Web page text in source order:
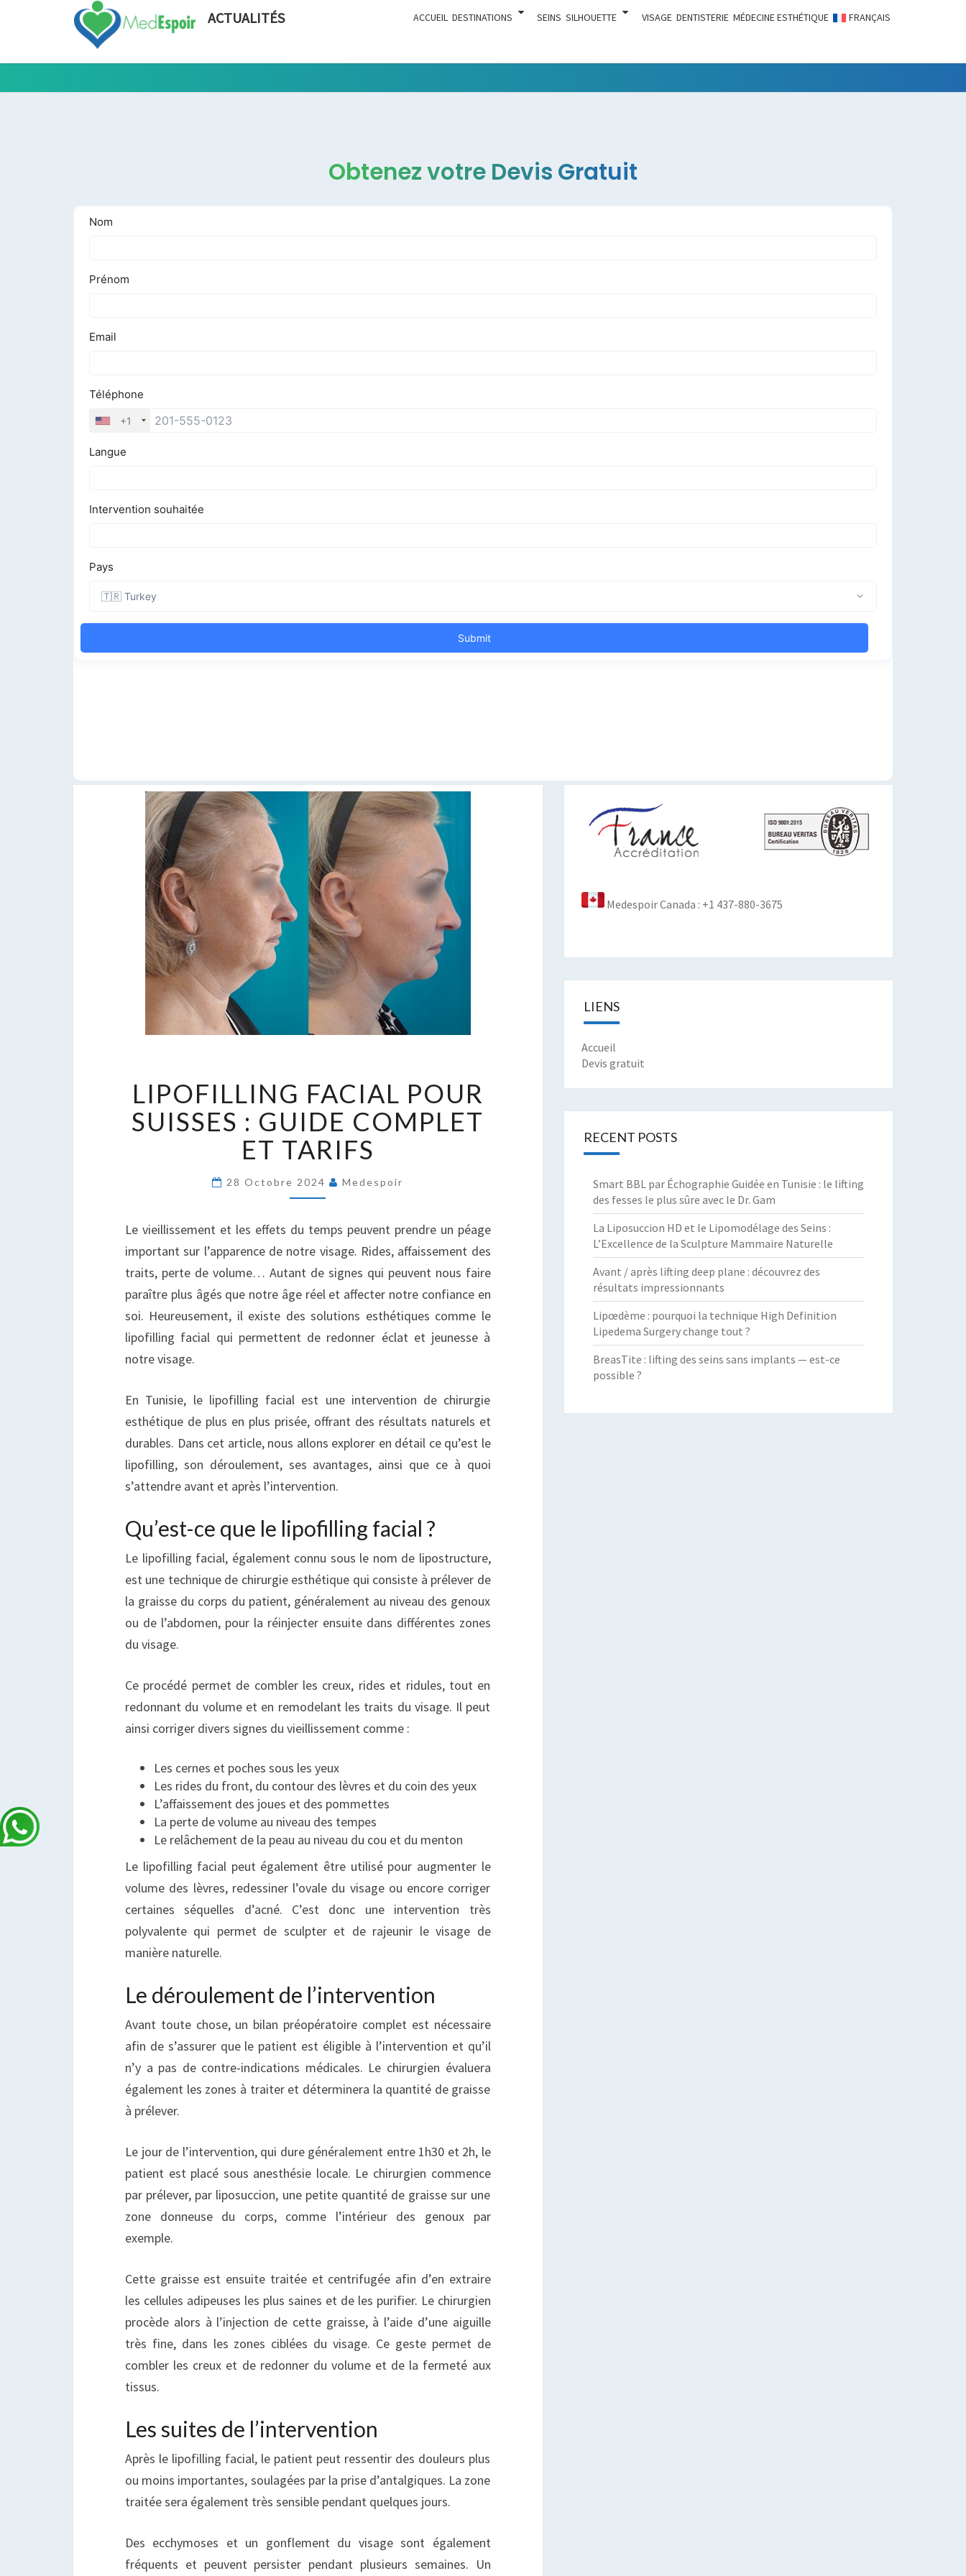
ACTUALITÉS ACCUEIL DESTINATIONS SEINS SILHOUETTE VISAGE DENTISTERIE MÉDECINE ESTHÉTIQUE FRANÇAIS
Tout Ce
Chirurgie
Esthétique
Obtenez votre Devis Gratuit
FACIAL
POUR
SUISSES
:
GUIDE
COMPLET
ET
LIPOFILLING FACIAL POUR
SUISSES : GUIDE COMPLET
ET TARIFS
28 Octobre 2024 Medespoir
Le vieillissement et les effets du temps peuvent prendre un péage
important sur l’apparence de notre visage. Rides, affaissement des
traits, perte de volume… Autant de signes qui peuvent nous faire
paraître plus âgés que notre âge réel et affecter notre confiance en
soi. Heureusement, il existe des solutions esthétiques comme le
lipofilling facial qui permettent de redonner éclat et jeunesse à
notre visage.
En Tunisie, le lipofilling facial est une intervention de chirurgie
esthétique de plus en plus prisée, offrant des résultats naturels et
durables. Dans cet article, nous allons explorer en détail ce qu’est le
lipofilling, son déroulement, ses avantages, ainsi que ce à quoi
s’attendre avant et après l’intervention.
Qu’est-ce que le lipofilling facial ?
Le lipofilling facial, également connu sous le nom de lipostructure,
est une technique de chirurgie esthétique qui consiste à prélever de
la graisse du corps du patient, généralement au niveau des genoux
ou de l’abdomen, pour la réinjecter ensuite dans différentes zones
du visage.
Ce procédé permet de combler les creux, rides et ridules, tout en
redonnant du volume et en remodelant les traits du visage. Il peut
ainsi corriger divers signes du vieillissement comme :
Les cernes et poches sous les yeux
Les rides du front, du contour des lèvres et du coin des yeux
L’affaissement des joues et des pommettes
La perte de volume au niveau des tempes
Le relâchement de la peau au niveau du cou et du menton
Le lipofilling facial peut également être utilisé pour augmenter le
volume des lèvres, redessiner l’ovale du visage ou encore corriger
certaines séquelles d’acné. C’est donc une intervention très
polyvalente qui permet de sculpter et de rajeunir le visage de
manière naturelle.
Le déroulement de l’intervention
Avant toute chose, un bilan préopératoire complet est nécessaire
afin de s’assurer que le patient est éligible à l’intervention et qu’il
n’y a pas de contre-indications médicales. Le chirurgien évaluera
également les zones à traiter et déterminera la quantité de graisse
à prélever.
Le jour de l’intervention, qui dure généralement entre 1h30 et 2h, le
patient est placé sous anesthésie locale. Le chirurgien commence
par prélever, par liposuccion, une petite quantité de graisse sur une
zone donneuse du corps, comme l’intérieur des genoux par
exemple.
Cette graisse est ensuite traitée et centrifugée afin d’en extraire
les cellules adipeuses les plus saines et de les purifier. Le chirurgien
procède alors à l’injection de cette graisse, à l’aide d’une aiguille
très fine, dans les zones ciblées du visage. Ce geste permet de
combler les creux et de redonner du volume et de la fermeté aux
tissus.
Les suites de l’intervention
Après le lipofilling facial, le patient peut ressentir des douleurs plus
ou moins importantes, soulagées par la prise d’antalgiques. La zone
traitée sera également très sensible pendant quelques jours.
Des ecchymoses et un gonflement du visage sont également
fréquents et peuvent persister pendant plusieurs semaines. Un
Medespoir Canada : +1 437-880-3675
LIENS
Accueil
Devis gratuit
RECENT POSTS
Smart BBL par Échographie Guidée en Tunisie : le lifting
des fesses le plus sûre avec le Dr. Gam
La Liposuccion HD et le Lipomodélage des Seins :
L’Excellence de la Sculpture Mammaire Naturelle
Avant / après lifting deep plane : découvrez des
résultats impressionnants
Lipœdème : pourquoi la technique High Definition
Lipedema Surgery change tout ?
BreasTite : lifting des seins sans implants — est-ce
possible ?